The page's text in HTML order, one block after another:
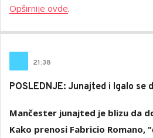
Opširnije ovde.
21:38
POSLEDNJE: Junajted i Igalo se
Mančester junajted je blizu da
Kako prenosi Fabricio Romano,